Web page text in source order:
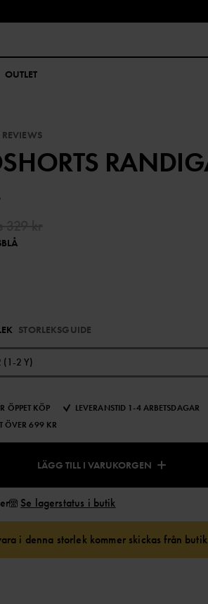
OUTLET
STORLEKSGUIDE
(1-2 Y)
ÖPPET KÖP
LEVERANSTID 1-4 ARBETSDAGAR
ÖVER 699 KR
LÄGG TILL I VARUKORGEN
Se lagerstatus i butik
i denna storlek kommer skickas från